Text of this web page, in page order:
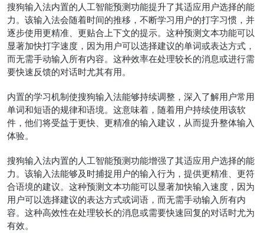
搜狗输入法内置的人工智能预测功能提升了其适应用户选择的能
力。该输入法会随着时间的推移，不断学习用户的打字习惯，并
逐步使用更精准、更贴合上下文的提示。这种预测文本功能可以
显著加快打字速度，因为用户可以选择建议的单词或表达方式，
而无需手动输入所有内容。这种效率在处理较长的消息或进行需
要快速反馈的对话时尤其有用。
内置的学习机制使搜狗输入法能够持续调整，深入了解用户常用
单词和短语的规律和语境。这意味着，随着用户持续使用该软
件，他们将受益于更快、更精准的输入建议，从而提升整体输入
体验。
搜狗输入法内置的人工智能预测功能增强了其适应用户选择的能
力。该输入法能够及时捕捉用户的输入行为，提供更精准、更符
合语境的建议。这种预测文本功能可以显著加快输入速度，因为
用户可以选择建议的表达方式或词语，而无需手动输入所有内
容。这种高效性在处理较长的消息或需要快速回复的对话时尤为
有效。